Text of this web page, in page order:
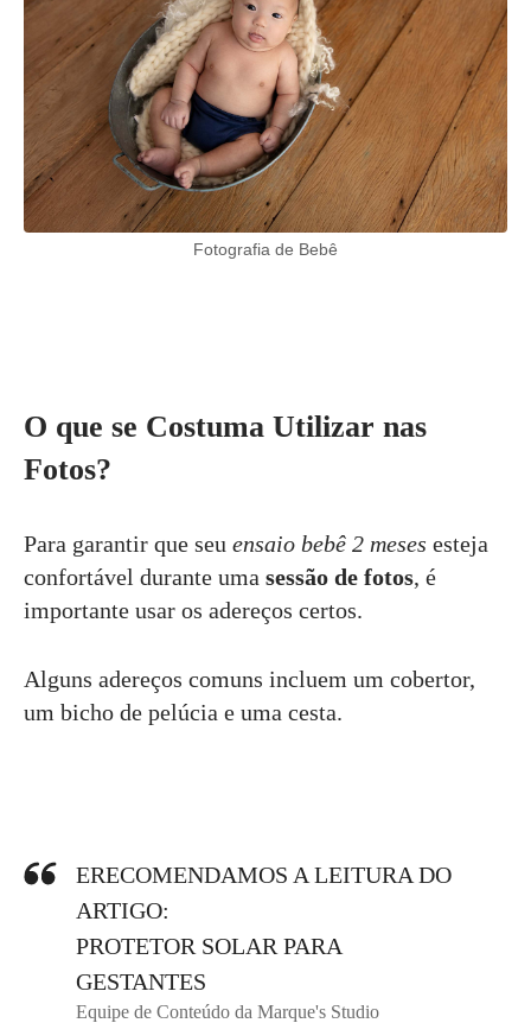
Fotografia de Bebê
O que se Costuma Utilizar nas
Fotos?
Para garantir que seu ensaio bebê 2 meses esteja
confortável durante uma sessão de fotos, é
importante usar os adereços certos.
Alguns adereços comuns incluem um cobertor,
um bicho de pelúcia e uma cesta.
ERECOMENDAMOS A LEITURA DO
ARTIGO:
PROTETOR SOLAR PARA
GESTANTES
Equipe de Conteúdo da Marque's Studio